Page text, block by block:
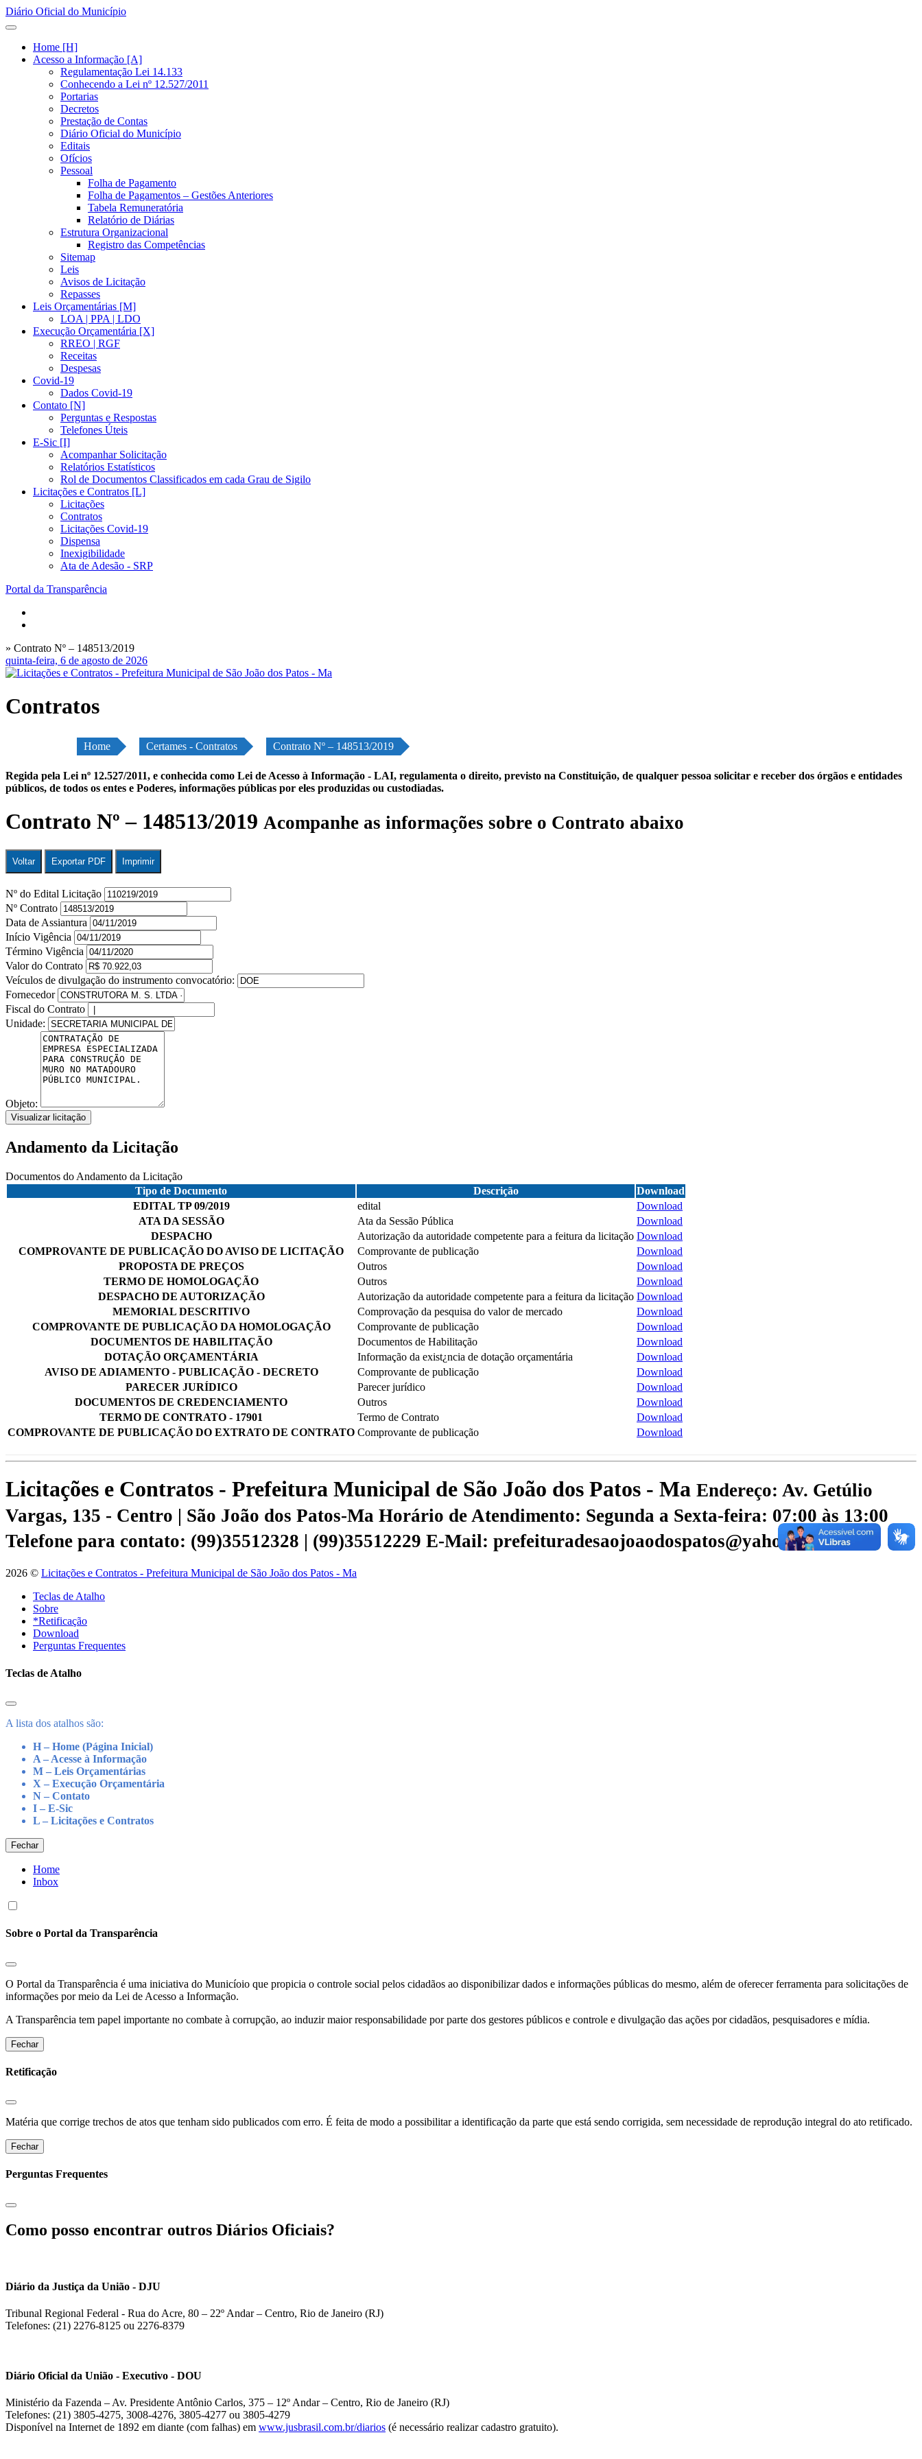
Diário Oficial do Município
Home [H]
Acesso a Informação [A]
Regulamentação Lei 14.133
Conhecendo a Lei nº 12.527/2011
Portarias
Decretos
Prestação de Contas
Diário Oficial do Município
Editais
Ofícios
Pessoal
Folha de Pagamento
Folha de Pagamentos – Gestões Anteriores
Tabela Remuneratória
Relatório de Diárias
Estrutura Organizacional
Registro das Competências
Sitemap
Leis
Avisos de Licitação
Repasses
Leis Orçamentárias [M]
LOA | PPA | LDO
Execução Orçamentária [X]
RREO | RGF
Receitas
Despesas
Covid-19
Dados Covid-19
Contato [N]
Perguntas e Respostas
Telefones Úteis
E-Sic [I]
Acompanhar Solicitação
Relatórios Estatísticos
Rol de Documentos Classificados em cada Grau de Sigilo
Licitações e Contratos [L]
Licitações
Contratos
Licitações Covid-19
Dispensa
Inexigibilidade
Ata de Adesão - SRP
Portal da Transparência
» Contrato Nº – 148513/2019
quinta-feira, 6 de agosto de 2026
Contratos
Home Certames - Contratos Contrato Nº – 148513/2019
Regida pela Lei nº 12.527/2011, e conhecida como Lei de Acesso à Informação - LAI, regulamenta o direito, previsto na Constituição, de qualquer pessoa solicitar e receber dos órgãos e entidades
públicos, de todos os entes e Poderes, informações públicas por eles produzidas ou custodiadas.
Contrato Nº – 148513/2019 Acompanhe as informações sobre o Contrato abaixo
Voltar Exportar PDF Imprimir
Nº do Edital Licitação
Nº Contrato
Data de Assiantura
Início Vigência
Término Vigência
Valor do Contrato
Veículos de divulgação do instrumento convocatório:
Fornecedor
Fiscal do Contrato
Unidade:
Objeto:
Visualizar licitação
Andamento da Licitação
Documentos do Andamento da Licitação
Tipo de Documento
Descrição
Download
EDITAL TP 09/2019
edital
Download
ATA DA SESSÃO
Ata da Sessão Pública
Download
DESPACHO
Autorização da autoridade competente para a feitura da licitação Download
COMPROVANTE DE PUBLICAÇÃO DO AVISO DE LICITAÇÃO
Comprovante de publicação
Download
PROPOSTA DE PREÇOS
Outros
Download
TERMO DE HOMOLOGAÇÃO
Outros
Download
DESPACHO DE AUTORIZAÇÃO
Autorização da autoridade competente para a feitura da licitação Download
MEMORIAL DESCRITIVO
Comprovação da pesquisa do valor de mercado
Download
COMPROVANTE DE PUBLICAÇÃO DA HOMOLOGAÇÃO
Comprovante de publicação
Download
DOCUMENTOS DE HABILITAÇÃO
Documentos de Habilitação
Download
DOTAÇÃO ORÇAMENTÁRIA
Informação da exist¿ncia de dotação orçamentária
Download
AVISO DE ADIAMENTO - PUBLICAÇÃO - DECRETO
Comprovante de publicação
Download
PARECER JURÍDICO
Parecer jurídico
Download
DOCUMENTOS DE CREDENCIAMENTO
Outros
Download
TERMO DE CONTRATO - 17901
Termo de Contrato
Download
COMPROVANTE DE PUBLICAÇÃO DO EXTRATO DE CONTRATO Comprovante de publicação Download
Licitações e Contratos - Prefeitura Municipal de São João dos Patos - Ma Endereço: Av. Getúlio
Vargas, 135 - Centro | São João dos Patos-Ma Horário de Atendimento: Segunda a Sexta-feira: 07:00 às 13:00
Telefone para contato: (99)35512328 | (99)35512229 E-Mail: prefeituradesaojoaodospatos@yahoo.com.br
2026 © Licitações e Contratos - Prefeitura Municipal de São João dos Patos - Ma
Teclas de Atalho
Sobre
*Retificação
Download
Perguntas Frequentes
Teclas de Atalho
A lista dos atalhos são:
H – Home (Página Inicial)
A – Acesse à Informação
M – Leis Orçamentárias
X – Execução Orçamentária
N – Contato
I – E-Sic
L – Licitações e Contratos
Fechar
Home
Inbox
Sobre o Portal da Transparência
O Portal da Transparência é uma iniciativa do Municíoio que propicia o controle social pelos cidadãos ao disponibilizar dados e informações públicas do mesmo, além de oferecer ferramenta para solicitações de
informações por meio da Lei de Acesso a Informação.
A Transparência tem papel importante no combate à corrupção, ao induzir maior responsabilidade por parte dos gestores públicos e controle e divulgação das ações por cidadãos, pesquisadores e mídia.
Fechar
Retificação
Matéria que corrige trechos de atos que tenham sido publicados com erro. É feita de modo a possibilitar a identificação da parte que está sendo corrigida, sem necessidade de reprodução integral do ato retificado.
Fechar
Perguntas Frequentes
Como posso encontrar outros Diários Oficiais?
Diário da Justiça da União - DJU
Tribunal Regional Federal - Rua do Acre, 80 – 22º Andar – Centro, Rio de Janeiro (RJ)
Telefones: (21) 2276-8125 ou 2276-8379
Diário Oficial da União - Executivo - DOU
Ministério da Fazenda – Av. Presidente Antônio Carlos, 375 – 12º Andar – Centro, Rio de Janeiro (RJ)
Telefones: (21) 3805-4275, 3008-4276, 3805-4277 ou 3805-4279
Disponível na Internet de 1892 em diante (com falhas) em www.jusbrasil.com.br/diarios (é necessário realizar cadastro gratuito).